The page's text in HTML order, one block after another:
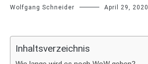
Wolfgang Schneider April 29, 2020
Inhaltsverzeichnis